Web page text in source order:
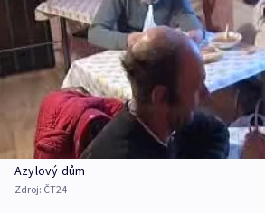
Azylový dům
Zdroj: ČT24